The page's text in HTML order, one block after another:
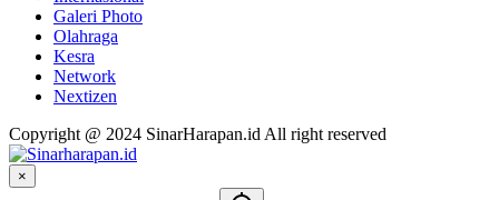
Galeri Photo
Olahraga
Kesra
Network
Nextizen
Copyright @ 2024 SinarHarapan.id All right reserved
×